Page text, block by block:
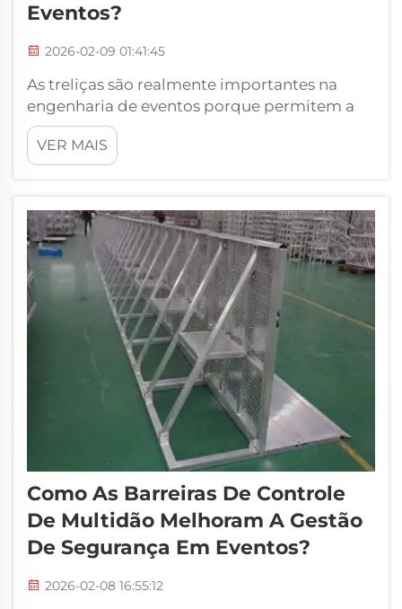
Eventos?
2026-02-09 01:41:45
As treliças são realmente importantes na
engenharia de eventos porque permitem a
construção de estruturas resistentes e
seguras para todos os tipos de eventos.
Quando você vai a um concerto ou a um
penduradas no teto ou grandes faixas em
toda parte. Todos esses s...
VER MAIS
Como As Barreiras De Controle
De Multidão Melhoram A Gestão
De Segurança Em Eventos?
2026-02-08 16:55:12